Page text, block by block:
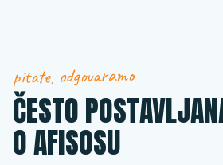
pitate, odgovaramo
ČESTO
O AFISOSU